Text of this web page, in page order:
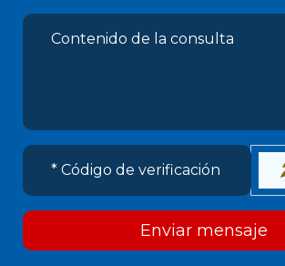
Enviar mensaje